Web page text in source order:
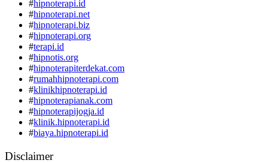
#hipnoterapi.id
#hipnoterapi.net
#hipnoterapi.biz
#hipnoterapi.org
#terapi.id
#hipnotis.org
#hipnoterapiterdekat.com
#rumahhipnoterapi.com
#klinikhipnoterapi.id
#hipnoterapianak.com
#hipnoterapijogja.id
#klinik.hipnoterapi.id
#biaya.hipnoterapi.id
Disclaimer